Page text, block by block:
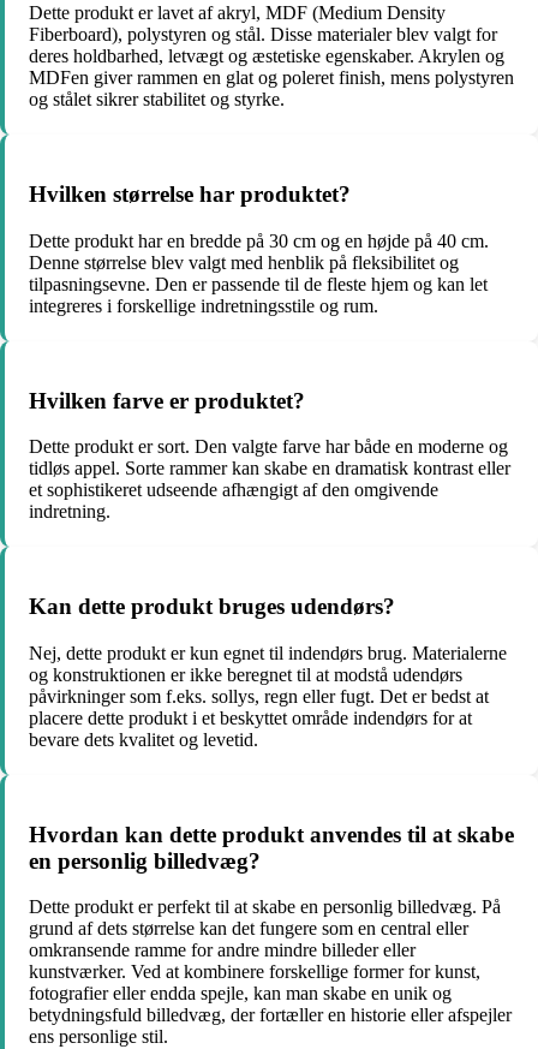
Dette produkt er lavet af akryl, MDF (Medium Density
Fiberboard), polystyren og stål. Disse materialer blev valgt for
deres holdbarhed, letvægt og æstetiske egenskaber. Akrylen og
MDFen giver rammen en glat og poleret finish, mens polystyren
og stålet sikrer stabilitet og styrke.
Hvilken størrelse har produktet?
Dette produkt har en bredde på 30 cm og en højde på 40 cm.
Denne størrelse blev valgt med henblik på fleksibilitet og
tilpasningsevne. Den er passende til de fleste hjem og kan let
integreres i forskellige indretningsstile og rum.
Hvilken farve er produktet?
Dette produkt er sort. Den valgte farve har både en moderne og
tidløs appel. Sorte rammer kan skabe en dramatisk kontrast eller
et sophistikeret udseende afhængigt af den omgivende
indretning.
Kan dette produkt bruges udendørs?
Nej, dette produkt er kun egnet til indendørs brug. Materialerne
og konstruktionen er ikke beregnet til at modstå udendørs
påvirkninger som f.eks. sollys, regn eller fugt. Det er bedst at
placere dette produkt i et beskyttet område indendørs for at
bevare dets kvalitet og levetid.
Hvordan kan dette produkt anvendes til at skabe
en personlig billedvæg?
Dette produkt er perfekt til at skabe en personlig billedvæg. På
grund af dets størrelse kan det fungere som en central eller
omkransende ramme for andre mindre billeder eller
kunstværker. Ved at kombinere forskellige former for kunst,
fotografier eller endda spejle, kan man skabe en unik og
betydningsfuld billedvæg, der fortæller en historie eller afspejler
ens personlige stil.